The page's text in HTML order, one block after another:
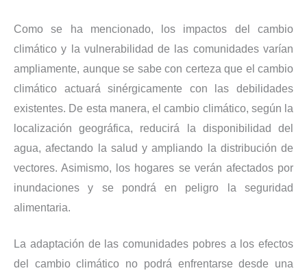
Como se ha mencionado, los impactos del cambio
climático y la vulnerabilidad de las comunidades varían
ampliamente, aunque se sabe con certeza que el cambio
climático actuará sinérgicamente con las debilidades
existentes. De esta manera, el cambio climático, según la
localización geográfica, reducirá la disponibilidad del
agua, afectando la salud y ampliando la distribución de
vectores. Asimismo, los hogares se verán afectados por
inundaciones y se pondrá en peligro la seguridad
alimentaria.
La adaptación de las comunidades pobres a los efectos
del cambio climático no podrá enfrentarse desde una